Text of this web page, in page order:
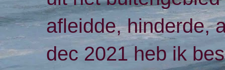
afleidde, hinderde,
dec 2021 heb ik